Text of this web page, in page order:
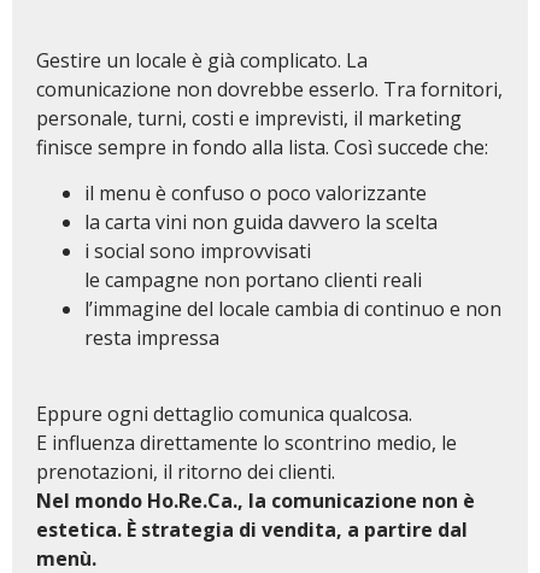
Gestire un locale è già complicato. La
comunicazione non dovrebbe esserlo. Tra fornitori,
personale, turni, costi e imprevisti, il marketing
finisce sempre in fondo alla lista. Così succede che:
il menu è confuso o poco valorizzante
la carta vini non guida davvero la scelta
i social sono improvvisati
le campagne non portano clienti reali
l’immagine del locale cambia di continuo e non
resta impressa
Eppure ogni dettaglio comunica qualcosa.
E influenza direttamente lo scontrino medio, le
prenotazioni, il ritorno dei clienti.
Nel mondo Ho.Re.Ca., la comunicazione non è
estetica. È strategia di vendita, a partire dal
menù.